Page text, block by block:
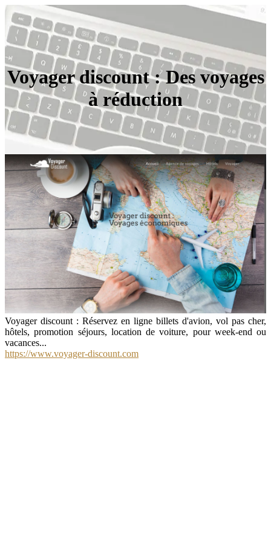
Voyager discount : Des voyages
à réduction
Voyager discount : Réservez en ligne billets d'avion, vol pas cher,
hôtels, promotion séjours, location de voiture, pour week-end ou
vacances...
https://www.voyager-discount.com